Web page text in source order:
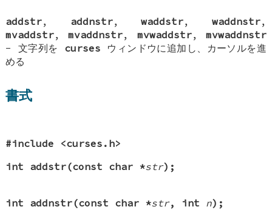
addstr, addnstr,waddstr, waddnstr,
mvaddstr,mvaddnstr, mvwaddstr, mvwaddnstr
- 文字列を curses ウィンドウに追加し、カーソルを進
める
書式
#include <curses.h>
int addstr(const char *str);
int addnstr(const char *str, int n);